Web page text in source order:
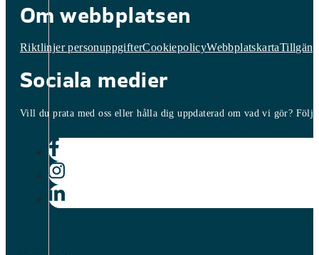
Om webbplatsen
Riktlinjer personuppgifterCookiepolicyWebbplatskarta
Sociala medier
Vill du prata med oss eller hålla dig uppdaterad om vad vi gör? Följ